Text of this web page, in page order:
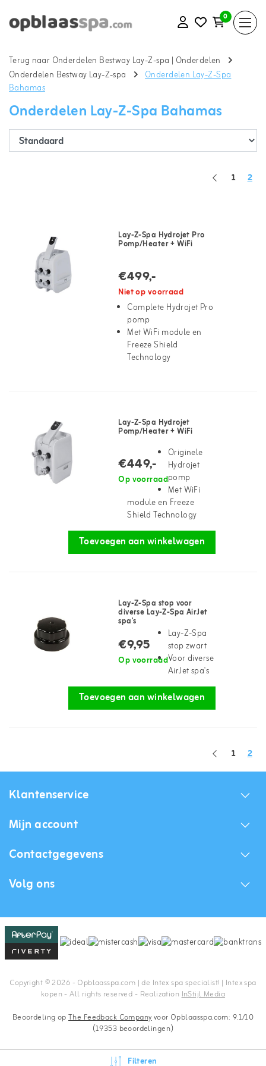
0
Terug naar Onderdelen Bestway Lay-Z-spa | Onderdelen
Onderdelen Bestway Lay-Z-spa
Onderdelen Lay-Z-Spa
Bahamas
Onderdelen Lay-Z-Spa Bahamas
1 2
Lay-Z-Spa Hydrojet Pro
Pomp/Heater + WiFi
€499,-
Niet op voorraad
Complete Hydrojet Pro
pomp
Met WiFi module en
Freeze Shield
Technology
Lay-Z-Spa Hydrojet
Pomp/Heater + WiFi
€449,-
Op voorraad
Originele
Hydrojet
pomp
Met WiFi
module en Freeze
Shield Technology
Toevoegen aan winkelwagen
Lay-Z-Spa stop voor
diverse Lay-Z-Spa AirJet
spa's
€9,95
Op voorraad
Lay-Z-Spa
stop zwart
Voor diverse
AirJet spa's
Toevoegen aan winkelwagen
1 2
Klantenservice
Mijn account
Contactgegevens
Volg ons
Copyright © 2026 - Opblaasspa.com | de Intex spa specialist! | Intex spa
kopen - All rights reserved - RealizationInStijl Media
Filteren
Beoordeling opThe Feedback Companyvoor Opblaasspa.com: 9.1/10
(19353 beoordelingen)